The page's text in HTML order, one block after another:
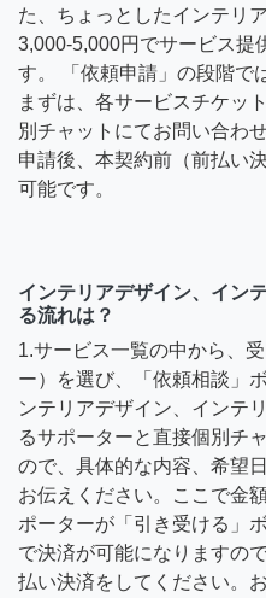
た、ちょっとしたインテリ
3,000-5,000円でサービス提
す。 「依頼申請」の段階で
まずは、各サービスチケッ
別チャットにてお問い合わ
申請後、本契約前（前払い
可能です。
インテリアデザイン、イン
る流れは？
1.サービス一覧の中から、
ー）を選び、「依頼相談」
ンテリアデザイン、インテ
るサポーターと直接個別チ
ので、具体的な内容、希望
お伝えください。ここで金
ポーターが「引き受ける」
で決済が可能になりますの
払い決済をしてください。